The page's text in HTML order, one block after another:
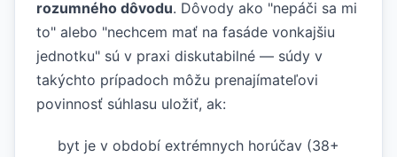
rozumného dôvodu. Dôvody ako "nepáči sa mi
to" alebo "nechcem mať na fasáde vonkajšiu
jednotku" sú v praxi diskutabilné — súdy v
takýchto prípadoch môžu prenajímateľovi
povinnosť súhlasu uložiť, ak:
byt je v období extrémnych horúčav (38+